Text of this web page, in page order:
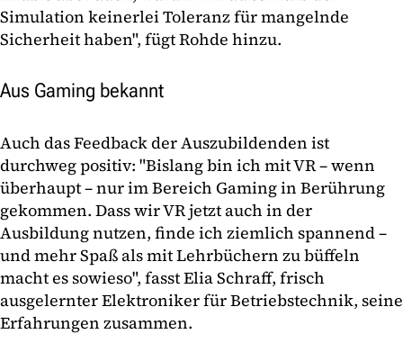
Simulation keinerlei Toleranz für mangelnde
Sicherheit haben", fügt Rohde hinzu.
Aus Gaming bekannt
Auch das Feedback der Auszubildenden ist
durchweg positiv: "Bislang bin ich mit VR – wenn
überhaupt – nur im Bereich Gaming in Berührung
gekommen. Dass wir VR jetzt auch in der
Ausbildung nutzen, finde ich ziemlich spannend –
und mehr Spaß als mit Lehrbüchern zu büffeln
macht es sowieso", fasst Elia Schraff, frisch
ausgelernter Elektroniker für Betriebstechnik, seine
Erfahrungen zusammen.